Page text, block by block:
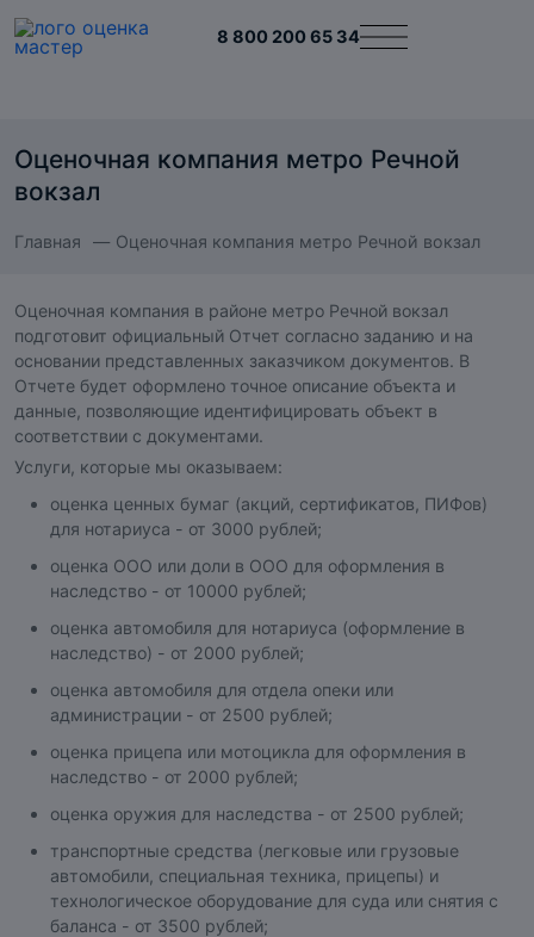
8 800 200 65 34
Оценочная компания метро Речной
вокзал
Главная Оценочная компания метро Речной вокзал
Оценочная компания в районе метро Речной вокзал
подготовит официальный Отчет согласно заданию и на
основании представленных заказчиком документов. В
Отчете будет оформлено точное описание объекта и
данные, позволяющие идентифицировать объект в
соответствии с документами.
Услуги, которые мы оказываем:
оценка ценных бумаг (акций, сертификатов, ПИФов)
для нотариуса - от 3000 рублей;
оценка ООО или доли в ООО для оформления в
наследство - от 10000 рублей;
оценка автомобиля для нотариуса (оформление в
наследство) - от 2000 рублей;
оценка автомобиля для отдела опеки или
администрации - от 2500 рублей;
оценка прицепа или мотоцикла для оформления в
наследство - от 2000 рублей;
оценка оружия для наследства - от 2500 рублей;
транспортные средства (легковые или грузовые
автомобили, специальная техника, прицепы) и
технологическое оборудование для суда или снятия с
баланса - от 3500 рублей;